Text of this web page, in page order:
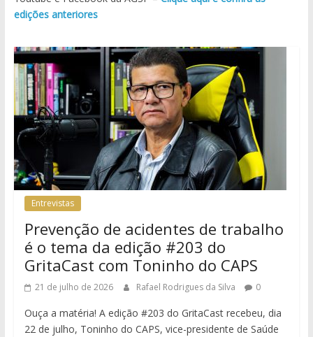
edições anteriores
Entrevistas
Prevenção de acidentes de trabalho
é o tema da edição #203 do
GritaCast com Toninho do CAPS
21 de julho de 2026 Rafael Rodrigues da Silva 0
Ouça a matéria! A edição #203 do GritaCast recebeu, dia
22 de julho, Toninho do CAPS, vice-presidente de Saúde